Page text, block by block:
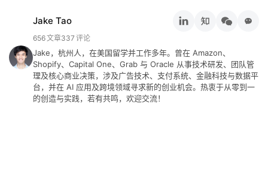
Jake Tao
656文章337 评论
Jake，杭州人，在美国留学并工作多年。曾在 Amazon、
Shopify、Capital One、Grab 与 Oracle 从事技术研发、团队管
理及核心商业决策，涉及广告技术、支付系统、金融科技与数据平
台，并在 AI 应用及跨境领域寻求新的创业机会。热衷于从零到一
的创造与实践，若有共鸣，欢迎交流！